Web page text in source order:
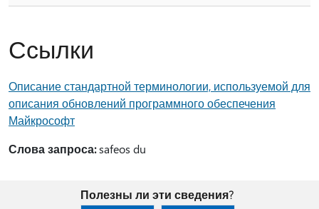
Ссылки
Описание стандартной терминологии, используемой для
описания обновлений программного обеспечения
Майкрософт
Слова запроса:safeos du
Полезны ли эти сведения?